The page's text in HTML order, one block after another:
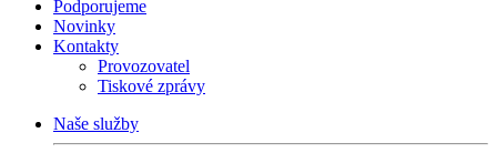
Podporujeme
Novinky
Kontakty
Provozovatel
Tiskové zprávy
Naše služby